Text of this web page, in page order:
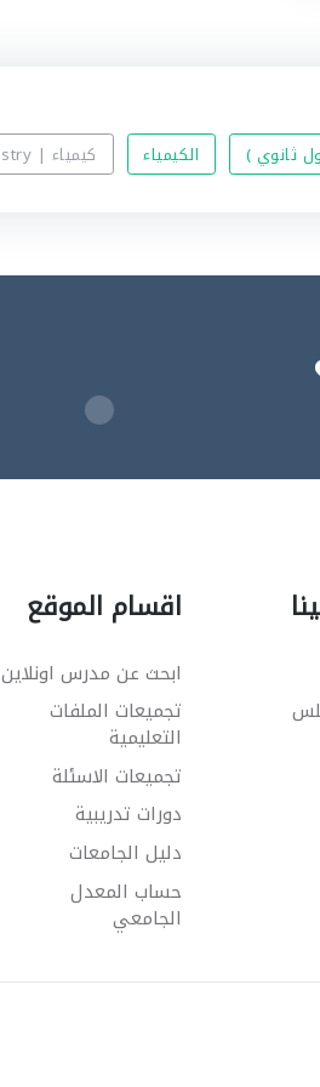
ثانوي ) الكيمياء كيمياء | Chemistry
اقسام الموقع
ابحث عن مدرس اونلاين
تجميعات الملفات
التعليمية
تجميعات الاسئلة
دورات تدريبية
دليل الجامعات
حساب المعدل
الجامعي